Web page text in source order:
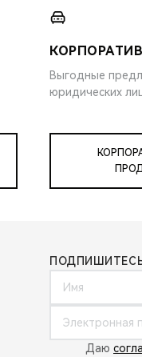
Выгодные
юридических
Даю